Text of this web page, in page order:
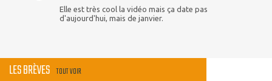
Elle est très cool la vidéo mais ça date pas
d'aujourd'hui, mais de janvier.
LES BRÈVES TOUT VOIR